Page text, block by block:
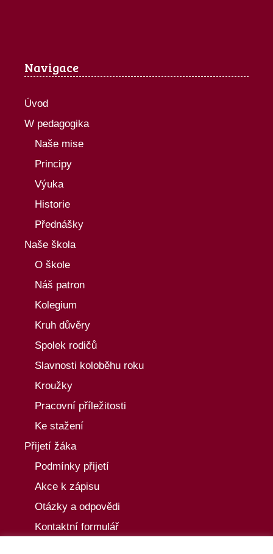
Navigace
Úvod
W pedagogika
Naše mise
Principy
Výuka
Historie
Přednášky
Naše škola
O škole
Náš patron
Kolegium
Kruh důvěry
Spolek rodičů
Slavnosti koloběhu roku
Kroužky
Pracovní příležitosti
Ke stažení
Přijetí žáka
Podmínky přijetí
Akce k zápisu
Otázky a odpovědi
Kontaktní formulář